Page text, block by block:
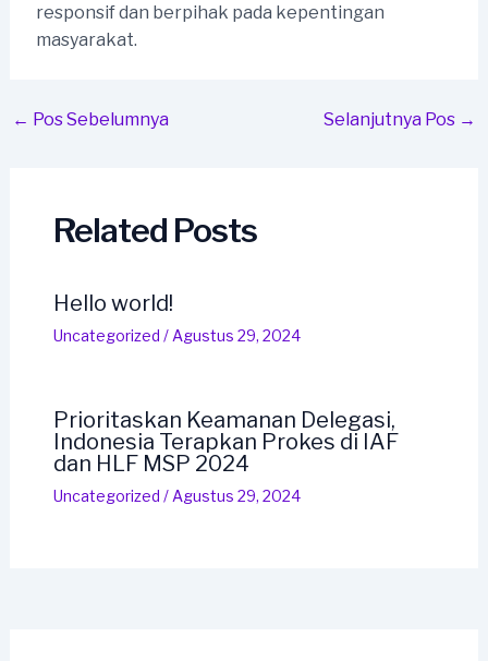
responsif dan berpihak pada kepentingan
masyarakat.
Post
← Pos Sebelumnya Selanjutnya Pos →
Related Posts
Hello world!
Uncategorized / Agustus 29, 2024
Prioritaskan Keamanan Delegasi,
Indonesia Terapkan Prokes di IAF
dan HLF MSP 2024
Uncategorized / Agustus 29, 2024